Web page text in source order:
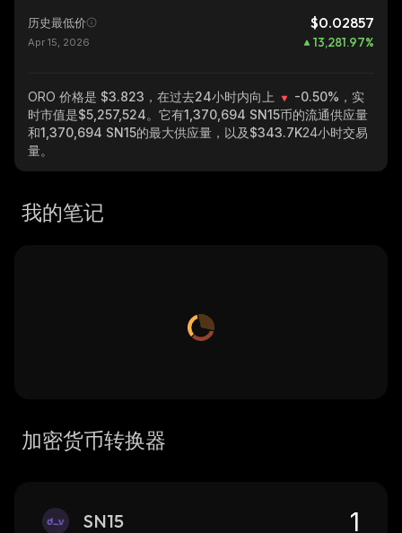
历史最低价 $0.02857
Apr 15, 2026 13,281.97%
ORO 价格是 $3.823，在过去24小时内向上 -0.50% ，实
时市值是$5,257,524。它有1,370,694 SN15币的流通供应量
和1,370,694 SN15的最大供应量，以及$343.7K24小时交易
量。
我的笔记
加密货币转换器
SN15